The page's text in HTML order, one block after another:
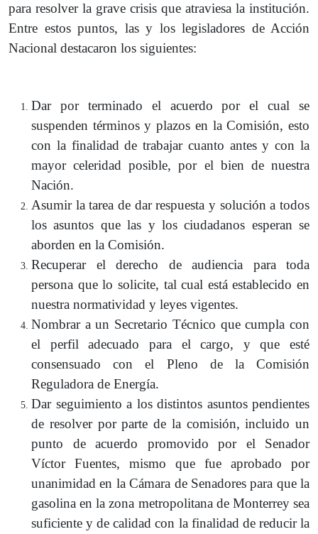
para resolver la grave crisis que atraviesa la institución.
Entre estos puntos, las y los legisladores de Acción
Nacional destacaron los siguientes:
Dar por terminado el acuerdo por el cual se
suspenden términos y plazos en la Comisión, esto
con la finalidad de trabajar cuanto antes y con la
mayor celeridad posible, por el bien de nuestra
Nación.
Asumir la tarea de dar respuesta y solución a todos
los asuntos que las y los ciudadanos esperan se
aborden en la Comisión.
Recuperar el derecho de audiencia para toda
persona que lo solicite, tal cual está establecido en
nuestra normatividad y leyes vigentes.
Nombrar a un Secretario Técnico que cumpla con
el perfil adecuado para el cargo, y que esté
consensuado con el Pleno de la Comisión
Reguladora de Energía.
Dar seguimiento a los distintos asuntos pendientes
de resolver por parte de la comisión, incluido un
punto de acuerdo promovido por el Senador
Víctor Fuentes, mismo que fue aprobado por
unanimidad en la Cámara de Senadores para que la
gasolina en la zona metropolitana de Monterrey sea
suficiente y de calidad con la finalidad de reducir la